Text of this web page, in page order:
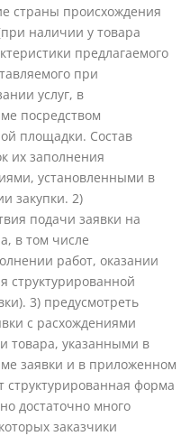
страны происхождения
наличии у товара
предлагаемого
при
услуг, в
посредством
площадки. Состав
их заполнения
установленными в
закупки. 2)
подачи заявки на
в том числе
работ, оказании
структурированной
3) предусмотреть
с расхождениями
товара, указанными в
заявки и в приложенном
структурированная форма
достаточно много
заказчики